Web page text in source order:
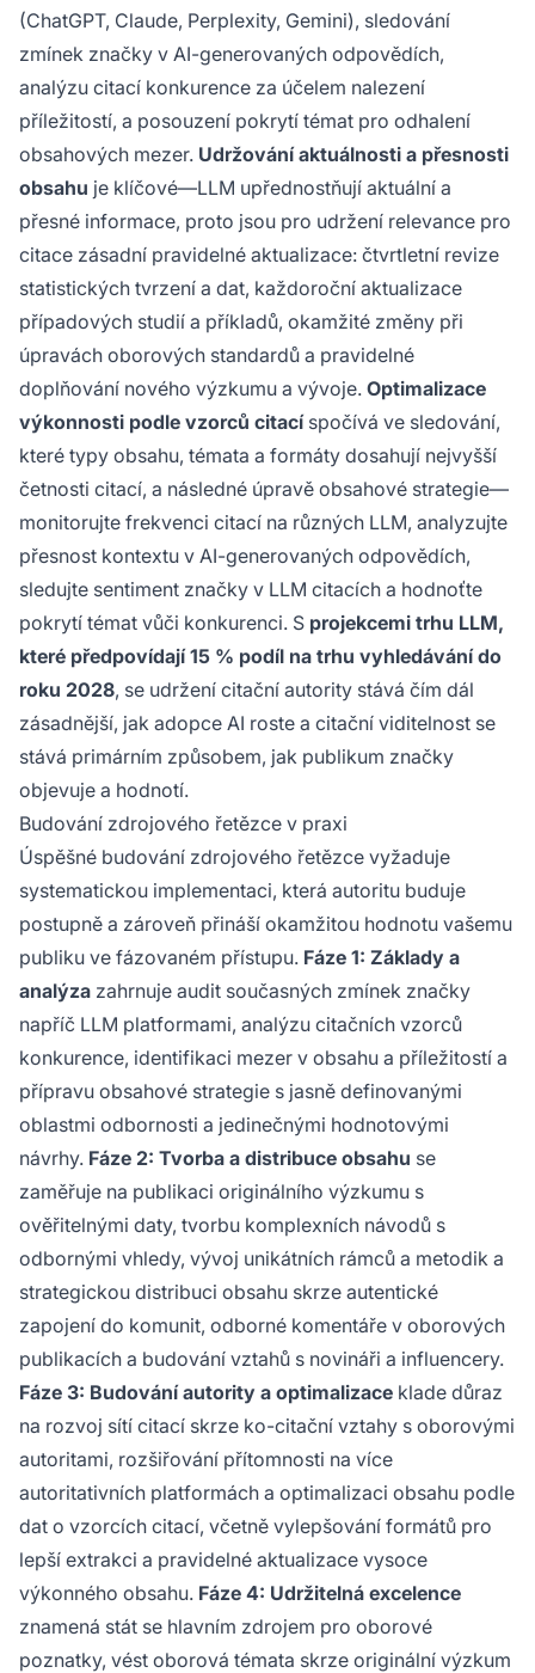
(ChatGPT, Claude, Perplexity, Gemini), sledování
zmínek značky v AI-generovaných odpovědích,
analýzu citací konkurence za účelem nalezení
příležitostí, a posouzení pokrytí témat pro odhalení
obsahových mezer. Udržování aktuálnosti a přesnosti
obsahu je klíčové—LLM upřednostňují aktuální a
přesné informace, proto jsou pro udržení relevance pro
citace zásadní pravidelné aktualizace: čtvrtletní revize
statistických tvrzení a dat, každoroční aktualizace
případových studií a příkladů, okamžité změny při
úpravách oborových standardů a pravidelné
doplňování nového výzkumu a vývoje. Optimalizace
výkonnosti podle vzorců citacíspočívá ve sledování,
které typy obsahu, témata a formáty dosahují nejvyšší
četnosti citací, a následné úpravě obsahové strategie—
monitorujte frekvenci citací na různých LLM, analyzujte
přesnost kontextu v AI-generovaných odpovědích,
sledujte sentiment značky v LLM citacích a hodnoťte
pokrytí témat vůči konkurenci. S projekcemi trhu LLM,
které předpovídají 15 % podíl na trhu vyhledávání do
roku 2028, se udržení citační autority stává čím dál
zásadnější, jak adopce AI roste a citační viditelnost se
stává primárním způsobem, jak publikum značky
objevuje a hodnotí.
Budování zdrojového řetězce v praxi
Úspěšné budování zdrojového řetězce vyžaduje
systematickou implementaci, která autoritu buduje
postupně a zároveň přináší okamžitou hodnotu vašemu
publiku ve fázovaném přístupu. Fáze 1: Základy a
analýza zahrnuje audit současných zmínek značky
napříč LLM platformami, analýzu citačních vzorců
konkurence, identifikaci mezer v obsahu a příležitostí a
přípravu obsahové strategie s jasně definovanými
oblastmi odbornosti a jedinečnými hodnotovými
návrhy. Fáze 2: Tvorba a distribuce obsahu se
zaměřuje na publikaci originálního výzkumu s
ověřitelnými daty, tvorbu komplexních návodů s
odbornými vhledy, vývoj unikátních rámců a metodik a
strategickou distribuci obsahu skrze autentické
zapojení do komunit, odborné komentáře v oborových
publikacích a budování vztahů s novináři a influencery.
Fáze 3: Budování autority a optimalizace klade důraz
na rozvoj sítí citací skrze ko-citační vztahy s oborovými
autoritami, rozšiřování přítomnosti na více
autoritativních platformách a optimalizaci obsahu podle
dat o vzorcích citací, včetně vylepšování formátů pro
lepší extrakci a pravidelné aktualizace vysoce
výkonného obsahu. Fáze 4: Udržitelná excelence
znamená stát se hlavním zdrojem pro oborové
poznatky, vést oborová témata skrze originální výzkum